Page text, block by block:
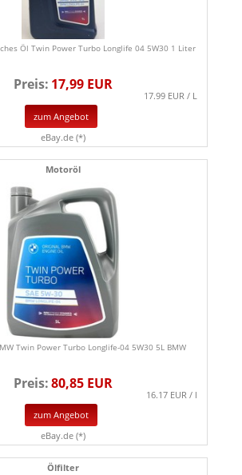
Öl Twin Power Turbo Longlife 04 5W30 1 Liter
Preis: 17,99 EUR
17.99 EUR / L
zum Angebot
eBay.de (*)
Motoröl
Twin Power Turbo Longlife-04 5W30 5L BMW
Preis:80,85 EUR
16.17 EUR / l
zum Angebot
eBay.de (*)
Ölfilter